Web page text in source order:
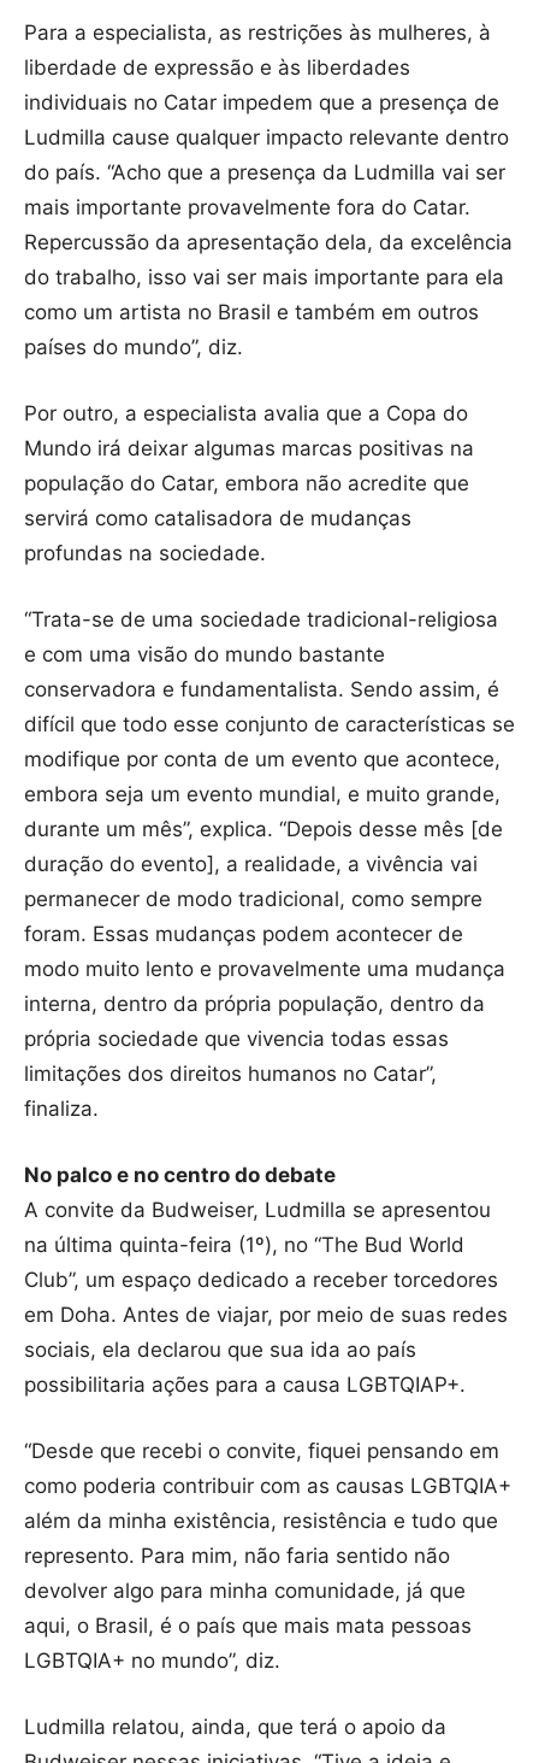
Para a especialista, as restrições às mulheres, à
liberdade de expressão e às liberdades
individuais no Catar impedem que a presença de
Ludmilla cause qualquer impacto relevante dentro
do país. “Acho que a presença da Ludmilla vai ser
mais importante provavelmente fora do Catar.
Repercussão da apresentação dela, da excelência
do trabalho, isso vai ser mais importante para ela
como um artista no Brasil e também em outros
países do mundo”, diz.
Por outro, a especialista avalia que a Copa do
Mundo irá deixar algumas marcas positivas na
população do Catar, embora não acredite que
servirá como catalisadora de mudanças
profundas na sociedade.
“Trata-se de uma sociedade tradicional-religiosa
e com uma visão do mundo bastante
conservadora e fundamentalista. Sendo assim, é
difícil que todo esse conjunto de características se
modifique por conta de um evento que acontece,
embora seja um evento mundial, e muito grande,
durante um mês”, explica. “Depois desse mês [de
duração do evento], a realidade, a vivência vai
permanecer de modo tradicional, como sempre
foram. Essas mudanças podem acontecer de
modo muito lento e provavelmente uma mudança
interna, dentro da própria população, dentro da
própria sociedade que vivencia todas essas
limitações dos direitos humanos no Catar”,
finaliza.
No palco e no centro do debate
A convite da Budweiser, Ludmilla se apresentou
na última quinta-feira (1º), no “The Bud World
Club”, um espaço dedicado a receber torcedores
em Doha. Antes de viajar, por meio de suas redes
sociais, ela declarou que sua ida ao país
possibilitaria ações para a causa LGBTQIAP+.
“Desde que recebi o convite, fiquei pensando em
como poderia contribuir com as causas LGBTQIA+
além da minha existência, resistência e tudo que
represento. Para mim, não faria sentido não
devolver algo para minha comunidade, já que
aqui, o Brasil, é o país que mais mata pessoas
LGBTQIA+ no mundo”, diz.
Ludmilla relatou, ainda, que terá o apoio da